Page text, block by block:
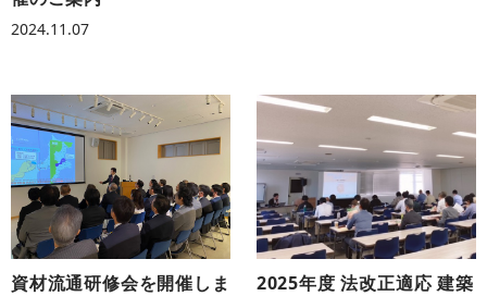
2024.11.07
資材流通研修会を開催しま
2025年度 法改正適応 建築